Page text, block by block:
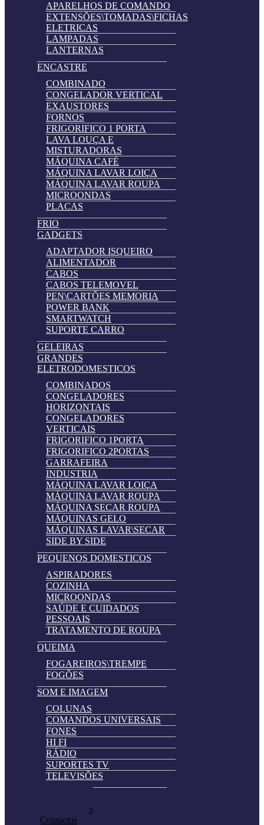
APARELHOS DE COMANDO
EXTENSÕES\TOMADAS\FICHAS
ELETRICAS
LAMPADAS
LANTERNAS
ENCASTRE
COMBINADO
CONGELADOR VERTICAL
EXAUSTORES
FORNOS
FRIGORIFICO 1 PORTA
LAVA LOUÇA E
MISTURADORAS
MÁQUINA CAFÉ
MÁQUINA LAVAR LOIÇA
MÁQUINA LAVAR ROUPA
MICROONDAS
PLACAS
FRIO
GADGETS
ADAPTADOR ISQUEIRO
ALIMENTADOR
CABOS
CABOS TELEMOVEL
PEN\CARTÕES MEMORIA
POWER BANK
SMARTWATCH
SUPORTE CARRO
GELEIRAS
GRANDES
ELETRODOMESTICOS
COMBINADOS
CONGELADORES
HORIZONTAIS
CONGELADORES
VERTICAIS
FRIGORIFICO 1PORTA
FRIGORIFICO 2PORTAS
GARRAFEIRA
INDUSTRIA
MÁQUINA LAVAR LOIÇA
MÁQUINA LAVAR ROUPA
MÁQUINA SECAR ROUPA
MÁQUINAS GELO
MÁQUINAS LAVAR\SECAR
SIDE BY SIDE
PEQUENOS DOMESTICOS
ASPIRADORES
COZINHA
MICROONDAS
SAÚDE E CUIDADOS
PESSOAIS
TRATAMENTO DE ROUPA
QUEIMA
FOGAREIROS\TREMPE
FOGÕES
SOM E IMAGEM
COLUNAS
COMANDOS UNIVERSAIS
FONES
HI FI
RÁDIO
SUPORTES TV
TELEVISÕES
Pedir Cotação
Contactos